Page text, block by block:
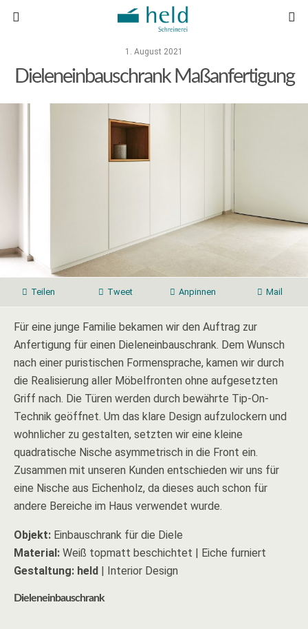
1. August 2021
Dieleneinbauschrank Maßanfertigung
Teilen Tweet Anpinnen Mail
Für eine junge Familie bekamen wir den Auftrag zur
Anfertigung für einen Dieleneinbauschrank. Dem Wunsch
nach einer puristischen Formensprache, kamen wir durch
die Realisierung aller Möbelfronten ohne aufgesetzten
Griff nach. Die Türen werden durch bewährte Tip-On-
Technik geöffnet. Um das klare Design aufzulockern und
wohnlicher zu gestalten, setzten wir eine kleine
quadratische Nische asymmetrisch in die Front ein.
Zusammen mit unseren Kunden entschieden wir uns für
eine Nische aus Eichenholz, da dieses auch schon für
andere Bereiche im Haus verwendet wurde.
Objekt: Einbauschrank für die Diele
Material: Weiß topmatt beschichtet | Eiche furniert
Gestaltung: held | Interior Design
Dieleneinbauschrank